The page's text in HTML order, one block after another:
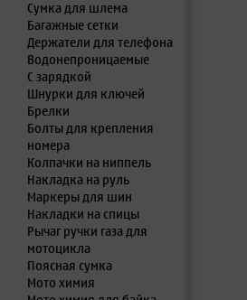
Сумка для шлема
Багажные сетки
Держатели для телефона
Водонепроницаемые
С зарядкой
Шнурки для ключей
Брелки
Болты для крепления
номера
Колпачки на ниппель
Накладка на руль
Маркеры для шин
Накладки на спицы
Рычаг ручки газа для
мотоцикла
Поясная сумка
Мото химия